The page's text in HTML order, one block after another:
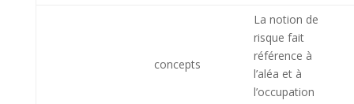
concepts
La notion de
risque fait
référence à
l’aléa et à
l’occupation